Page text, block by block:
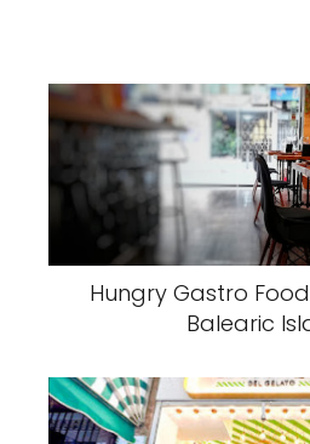
Hungry Gastro
Balearic